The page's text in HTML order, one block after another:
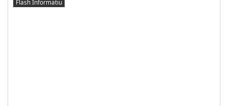
Flash Informatiu